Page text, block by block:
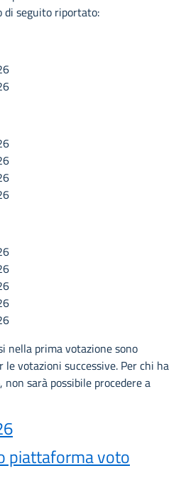
di seguito riportato:
nella prima votazione sono
votazioni successive. Per chi ha
sarà possibile procedere a
piattaforma voto